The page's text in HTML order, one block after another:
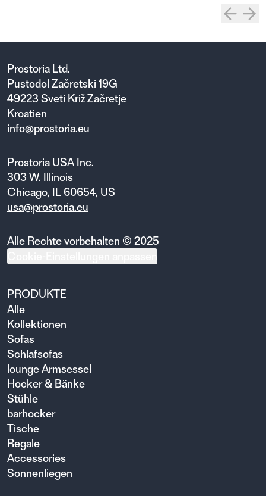
Prostoria Ltd.
Pustodol Začretski 19G
49223 Sveti Križ Začretje
Kroatien
info@prostoria.eu
Prostoria USA Inc.
303 W. Illinois
Chicago, IL 60654, US
usa@prostoria.eu
Alle Rechte vorbehalten © 2025
PRODUKTE
Alle
Kollektionen
Sofas
Schlafsofas
lounge Armsessel
Hocker & Bänke
Stühle
barhocker
Tische
Regale
Accessories
Sonnenliegen